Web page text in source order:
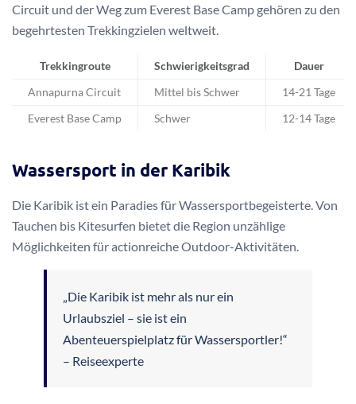
Circuit und der Weg zum Everest Base Camp gehören zu den
begehrtesten Trekkingzielen weltweit.
Trekkingroute Schwierigkeitsgrad Dauer
Annapurna Circuit Mittel bis Schwer 14-21 Tage
Everest Base Camp Schwer 12-14 Tage
Wassersport in der Karibik
Die Karibik ist ein Paradies für Wassersportbegeisterte. Von
Tauchen bis Kitesurfen bietet die Region unzählige
Möglichkeiten für actionreiche Outdoor-Aktivitäten.
„Die Karibik ist mehr als nur ein
Urlaubsziel – sie ist ein
Abenteuerspielplatz für Wassersportler!“
– Reiseexperte